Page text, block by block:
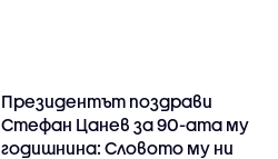
Президентът поздрави
Стефан Цанев за 90-ата му
годишнина: Словото му ни